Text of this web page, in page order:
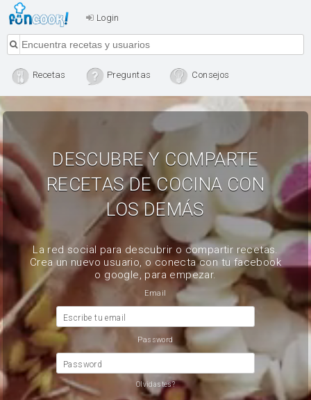
Login
Recetas Preguntas Consejos
DESCUBRE Y COMPARTE
RECETAS DE COCINA CON
LOS DEMÁS
La red social para descubrir o compartir recetas.
Crea un nuevo usuario, o conecta con tu facebook
o google, para empezar.
Email
Escribe tu email
Password
Password
Olvidastes?